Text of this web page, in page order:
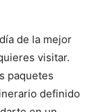
de la mejor
visitar.
paquetes
definido